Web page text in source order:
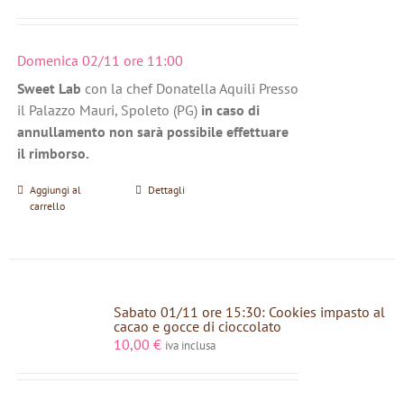
Domenica 02/11 ore 11:00
Sweet Lab con la chef Donatella Aquili Presso
il Palazzo Mauri, Spoleto (PG) in caso di
annullamento non sarà possibile effettuare
il rimborso.
Aggiungi al
carrello
Dettagli
Sabato 01/11 ore 15:30: Cookies impasto al
cacao e gocce di cioccolato
10,00 € iva inclusa